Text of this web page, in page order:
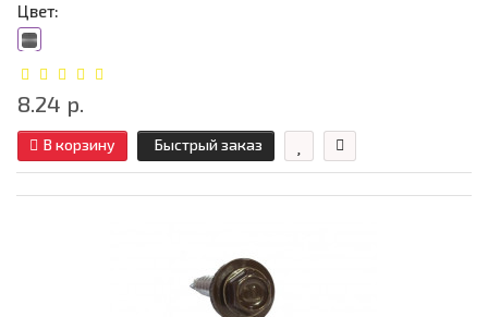
Цвет:
8.24 р.
В корзину Быстрый заказ